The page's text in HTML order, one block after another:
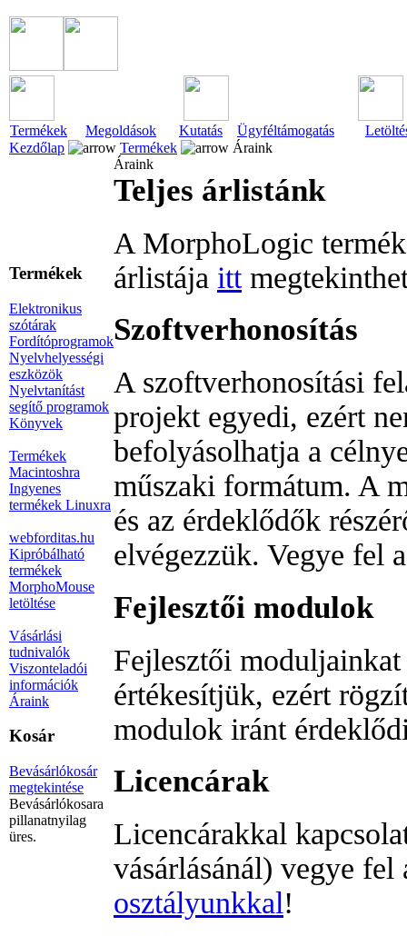
Termékek Megoldások Kutatás Ügyféltámogatás
Kezdőlap
Termékek Áraink
Termékek
Elektronikus
szótárak
Fordítóprogramok
Nyelvhelyességi
eszközök
Nyelvtanítást
segítő programok
Könyvek
Termékek
Macintoshra
Ingyenes
termékek Linuxra
webforditas.hu
Kipróbálható
termékek
MorphoMouse
letöltése
Vásárlási
tudnivalók
Viszonteladói
információk
Áraink
Kosár
Bevásárlókosár
megtekintése
Bevásárlókosara
pillanatnyilag
üres.
Áraink
Teljes árlistánk
A MorphoLogic
árlistája itt
Szoftverhonosítás
A szoftverhonosítási
projekt egyedi, ezért
befolyásolhatja a
műszaki formátum. A
és az érdeklődők
elvégezzük. Vegye fel
Fejlesztői modulok
Fejlesztői
értékesítjük, ezért
modulok iránt
Licencárak
Licencárakkal
vásárlásánál) vegye
osztályunkkal!